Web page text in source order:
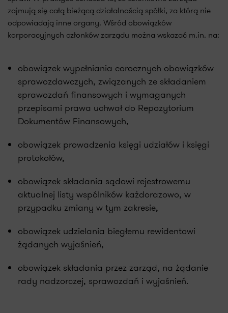
zajmują się całą bieżącą działalnością spółki, za którą nie
odpowiadają inne organy. Wśród obowiązków
korporacyjnych członków zarządu można wskazać m.in. na:
obowiązek wypełniania corocznych obowiązków
sprawozdawczych, związanych ze składaniem
sprawozdań finansowych i wymaganych
przepisami prawa uchwał do Repozytorium
Dokumentów Finansowych,
obowiązek prowadzenia księgi udziałów i księgi
protokołów,
obowiązek składania sądowi rejestrowemu
aktualnej listy wspólników każdorazowo, w
przypadku zmiany w tym zakresie,
obowiązek udzielania biegłemu rewidentowi
żądanych wyjaśnień,
obowiązek składania przez zarząd, na żądanie
rady nadzorczej, sprawozdań i wyjaśnień.